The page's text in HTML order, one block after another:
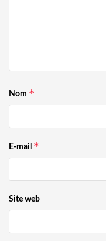
Nom *
E-mail *
Site web